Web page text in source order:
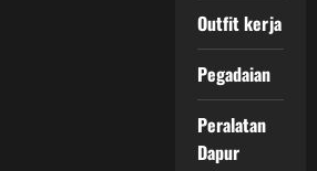
Outfit kerja
Pegadaian
Peralatan
Dapur